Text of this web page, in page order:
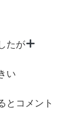
たが
い
とコメント